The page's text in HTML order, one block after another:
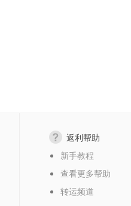
返利帮助
新手教程
查看更多帮助
转运频道